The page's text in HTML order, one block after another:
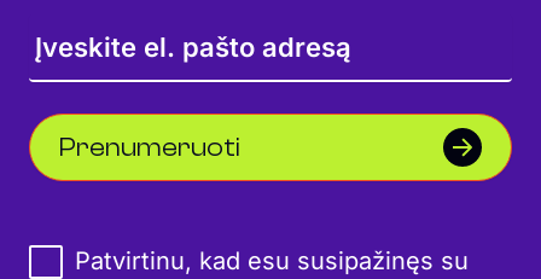
Prenumeruoti
Patvirtinu, kad esu susipažinęs su